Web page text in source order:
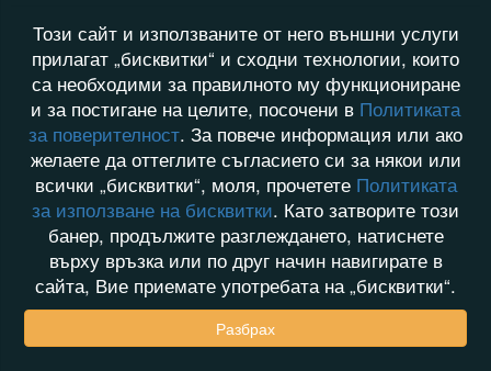
Този сайт и използваните от него външни услуги
прилагат „бисквитки“ и сходни технологии, които
са необходими за правилното му функциониране
и за постигане на целите, посочени в Политиката
за поверителност. За повече информация или ако
желаете да оттеглите съгласието си за някои или
всички „бисквитки“, моля, прочетете Политиката
за използване на бисквитки. Като затворите този
банер, продължите разглеждането, натиснете
върху връзка или по друг начин навигирате в
сайта, Вие приемате употребата на „бисквитки“.
Разбрах